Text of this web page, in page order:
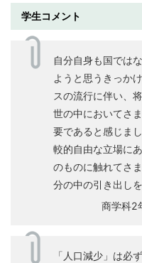
学生コメント
自分自身も国では
ようと思うきっか
スの流行に伴い、
世の中においてさ
要であると感じま
較的自由な立場に
のものに触れてさ
分の中の引き出し
商学科2
「人口減少」は必